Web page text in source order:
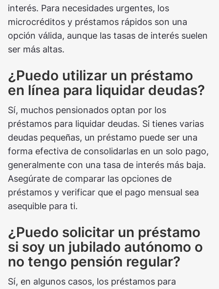
interés. Para necesidades urgentes, los
microcréditos y préstamos rápidos son una
opción válida, aunque las tasas de interés suelen
ser más altas.
¿Puedo utilizar un préstamo
en línea para liquidar deudas?
Sí, muchos pensionados optan por los
préstamos para liquidar deudas. Si tienes varias
deudas pequeñas, un préstamo puede ser una
forma efectiva de consolidarlas en un solo pago,
generalmente con una tasa de interés más baja.
Asegúrate de comparar las opciones de
préstamos y verificar que el pago mensual sea
asequible para ti.
¿Puedo solicitar un préstamo
si soy un jubilado autónomo o
no tengo pensión regular?
Sí, en algunos casos, los préstamos para